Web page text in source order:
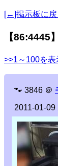
[←]掲示板に戻
【86:4445
>>1～100を表
🐾 3846 ＠
2011-01-09